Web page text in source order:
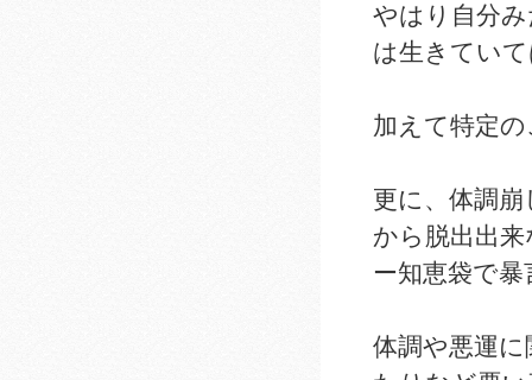
やはり自分
は生きてい
加えて特定
更に、体調
から脱出出
ー知恵袋で
体調や悪運